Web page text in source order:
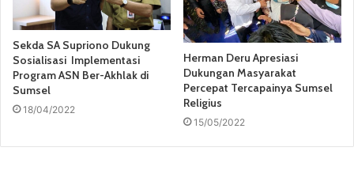
Sekda SA Supriono Dukung
Sosialisasi Implementasi
Program ASN Ber-Akhlak di
Sumsel
18/04/2022
Herman Deru Apresiasi
Dukungan Masyarakat
Percepat Tercapainya Sumsel
Religius
15/05/2022